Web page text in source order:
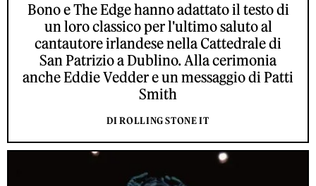
Bono e The Edge hanno adattato il testo di
un loro classico per l'ultimo saluto al
cantautore irlandese nella Cattedrale di
San Patrizio a Dublino. Alla cerimonia
anche Eddie Vedder e un messaggio di Patti
Smith
DI ROLLING STONE IT